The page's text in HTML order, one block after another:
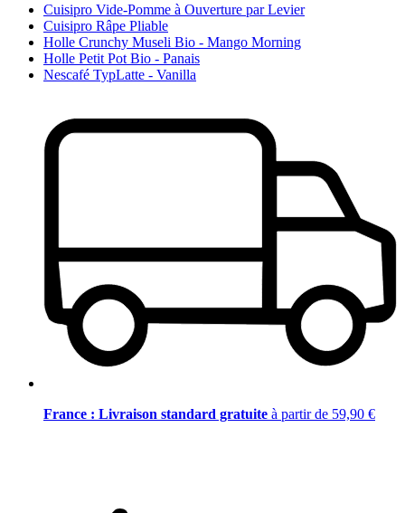
Cuisipro Vide-Pomme à Ouverture par Levier
Cuisipro Râpe Pliable
Holle Crunchy Museli Bio - Mango Morning
Holle Petit Pot Bio - Panais
Nescafé TypLatte - Vanilla
France : Livraison standard gratuite à partir de 59,90 €